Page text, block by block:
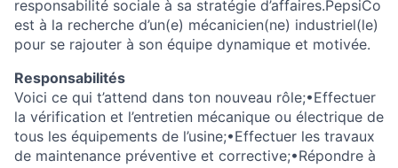
responsabilité sociale à sa stratégie d’affaires.PepsiCo
est à la recherche d’un(e) mécanicien(ne) industriel(le)
pour se rajouter à son équipe dynamique et motivée.
Responsabilités
Voici ce qui t’attend dans ton nouveau rôle;•Effectuer
la vérification et l’entretien mécanique ou électrique de
tous les équipements de l’usine;•Effectuer les travaux
de maintenance préventive et corrective;•Répondre à